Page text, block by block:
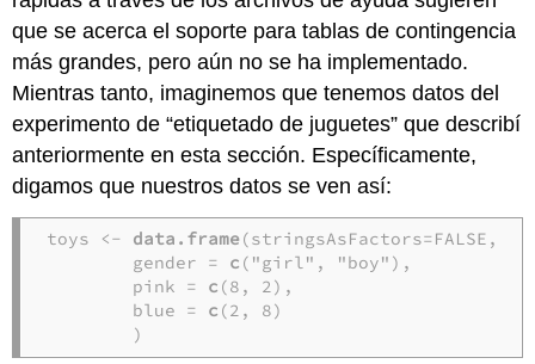
que se acerca el soporte para tablas de contingencia
más grandes, pero aún no se ha implementado.
Mientras tanto, imaginemos que tenemos datos del
experimento de “etiquetado de juguetes” que describí
anteriormente en esta sección. Específicamente,
digamos que nuestros datos se ven así:
toys <- data.frame(stringsAsFactors=FALSE,
        gender =
c ("girl", "boy"),
        pink =
c (8, 2),
        blue =
c (2, 8)
        )